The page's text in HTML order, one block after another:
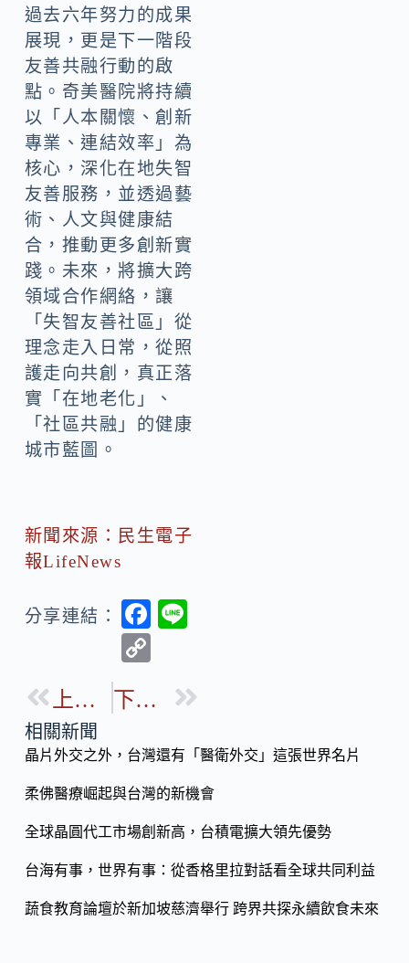
過去六年努力的成果
展現，更是下一階段
友善共融行動的啟
點。奇美醫院將持續
以「人本關懷、創新
專業、連結效率」為
核心，深化在地失智
友善服務，並透過藝
術、人文與健康結
合，推動更多創新實
踐。未來，將擴大跨
領域合作網絡，讓
「失智友善社區」從
理念走入日常，從照
護走向共創，真正落
實「在地老化」、
「社區共融」的健康
城市藍圖。
新聞來源：民生電子
報LifeNews
分享連結：
F
b
o
k
p
Li
n
k
上一篇 下一篇
相關新聞
晶片外交之外，台灣還有「醫衛外交」這張世界名片
柔佛醫療崛起與台灣的新機會
全球晶圓代工市場創新高，台積電擴大領先優勢
台海有事，世界有事：從香格里拉對話看全球共同利益
蔬食教育論壇於新加坡慈濟舉行 跨界共探永續飲食未來